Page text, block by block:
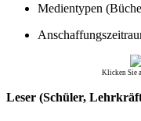
Medientypen
Klicken Sie
Leser (Schüler,